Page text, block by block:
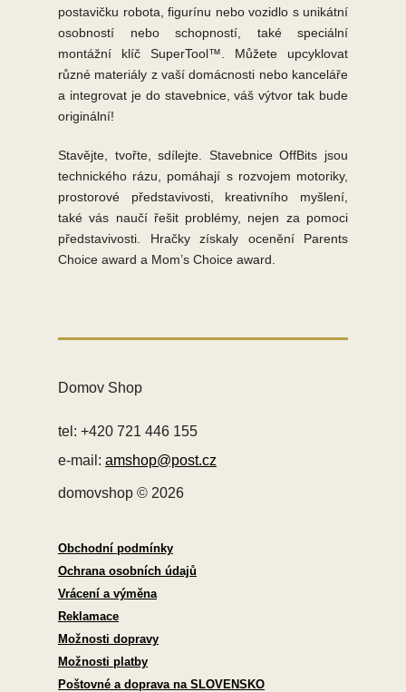
postavičku robota, figurínu nebo vozidlo s unikátní
osobností nebo schopností, také speciální
montážní klíč SuperTool™. Můžete upcyklovat
různé materiály z vaší domácnosti nebo kanceláře
a integrovat je do stavebnice, váš výtvor tak bude
originální!
Stavějte, tvořte, sdílejte. Stavebnice OffBits jsou
technického rázu, pomáhají s rozvojem motoriky,
prostorové představivosti, kreativního myšlení,
také vás naučí řešit problémy, nejen za pomoci
představivosti. Hračky získaly ocenění Parents
Choice award a Mom’s Choice award.
Domov Shop
tel: +420 721 446 155
e-mail: amshop@post.cz
domovshop © 2026
Obchodní podmínky
Ochrana osobních údajů
Vrácení a výměna
Reklamace
Možnosti dopravy
Možnosti platby
Poštovné a doprava na SLOVENSKO